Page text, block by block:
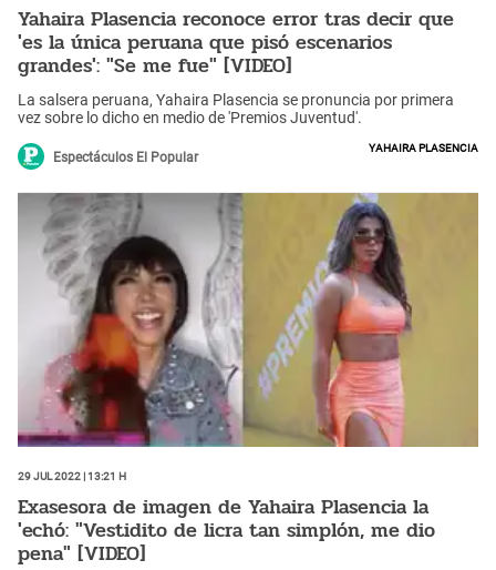
Yahaira Plasencia reconoce error tras decir que
'es la única peruana que pisó escenarios
grandes': "Se me fue" [VIDEO]
La salsera peruana, Yahaira Plasencia se pronuncia por primera
vez sobre lo dicho en medio de 'Premios Juventud'.
Espectáculos El Popular
Yahaira Plasencia
29 Jul 2022 | 13:21 h
Exasesora de imagen de Yahaira Plasencia la
'echó: "Vestidito de licra tan simplón, me dio
pena" [VIDEO]